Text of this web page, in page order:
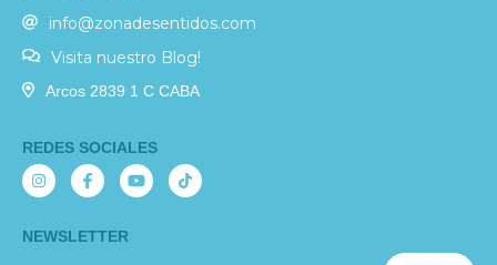
info@zonadesentidos.com
Visita nuestro Blog!
Arcos 2839 1 C CABA
REDES SOCIALES
NEWSLETTER